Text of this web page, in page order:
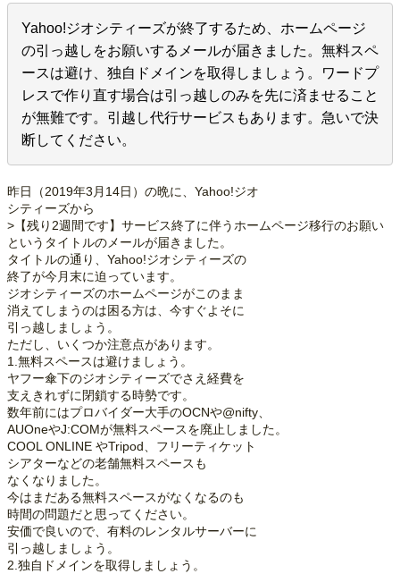
Yahoo!ジオシティーズが終了するため、ホームページ
の引っ越しをお願いするメールが届きました。無料スペ
ースは避け、独自ドメインを取得しましょう。ワードプ
レスで作り直す場合は引っ越しのみを先に済ませること
が無難です。引越し代行サービスもあります。急いで決
断してください。
昨日（2019年3月14日）の晩に、Yahoo!ジオ
シティーズから
>【残り2週間です】サービス終了に伴うホームページ移行のお願い
というタイトルのメールが届きました。
タイトルの通り、Yahoo!ジオシティーズの
終了が今月末に迫っています。
ジオシティーズのホームページがこのまま
消えてしまうのは困る方は、今すぐよそに
引っ越しましょう。
ただし、いくつか注意点があります。
1.無料スペースは避けましょう。
ヤフー傘下のジオシティーズでさえ経費を
支えきれずに閉鎖する時勢です。
数年前にはプロバイダー大手のOCNや@nifty、
AUOneやJ:COMが無料スペースを廃止しました。
COOL ONLINE やTripod、フリーティケット
シアターなどの老舗無料スペースも
なくなりました。
今はまだある無料スペースがなくなるのも
時間の問題だと思ってください。
安価で良いので、有料のレンタルサーバーに
引っ越しましょう。
2.独自ドメインを取得しましょう。